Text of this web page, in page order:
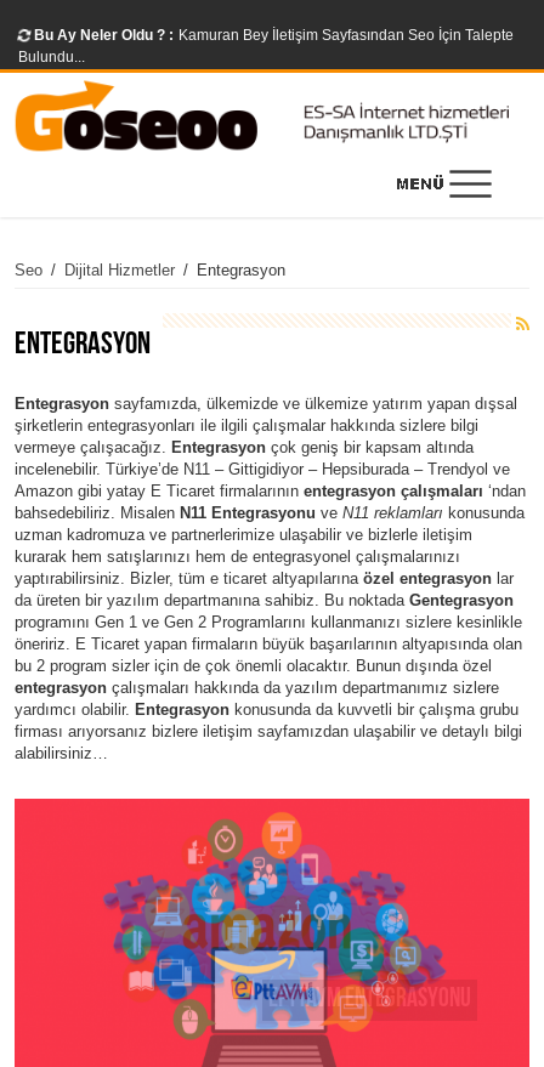
Bu Ay Neler Oldu ? : Kamuran Bey İletişim Sayfasından Seo İçin Talepte
Bulundu...
Seo / Dijital Hizmetler / Entegrasyon
Entegrasyon
Entegrasyon sayfamızda, ülkemizde ve ülkemize yatırım yapan dışsal
şirketlerin entegrasyonları ile ilgili çalışmalar hakkında sizlere bilgi
vermeye çalışacağız. Entegrasyon çok geniş bir kapsam altında
incelenebilir. Türkiye’de N11 – Gittigidiyor – Hepsiburada – Trendyol ve
Amazon gibi yatay E Ticaret firmalarınınentegrasyon çalışmaları ‘ndan
bahsedebiliriz. Misalen N11 Entegrasyonu veN11 reklamları konusunda
uzman kadromuza ve partnerlerimize ulaşabilir ve bizlerle iletişim
kurarak hem satışlarınızı hem de entegrasyonel çalışmalarınızı
yaptırabilirsiniz. Bizler, tüm e ticaret altyapılarınaözel entegrasyon lar
da üreten bir yazılım departmanına sahibiz. Bu noktadaGentegrasyon
programını Gen 1 ve Gen 2 Programlarını kullanmanızı sizlere kesinlikle
öneririz. E Ticaret yapan firmaların büyük başarılarının altyapısında olan
bu 2 program sizler için de çok önemli olacaktır. Bunun dışında özel
entegrasyon çalışmaları hakkında da yazılım departmanımız sizlere
yardımcı olabilir. Entegrasyon konusunda da kuvvetli bir çalışma grubu
firması arıyorsanız bizlere iletişim sayfamızdan ulaşabilir ve detaylı bilgi
alabilirsiniz…
Amazon Türkiye Entegrasyonu